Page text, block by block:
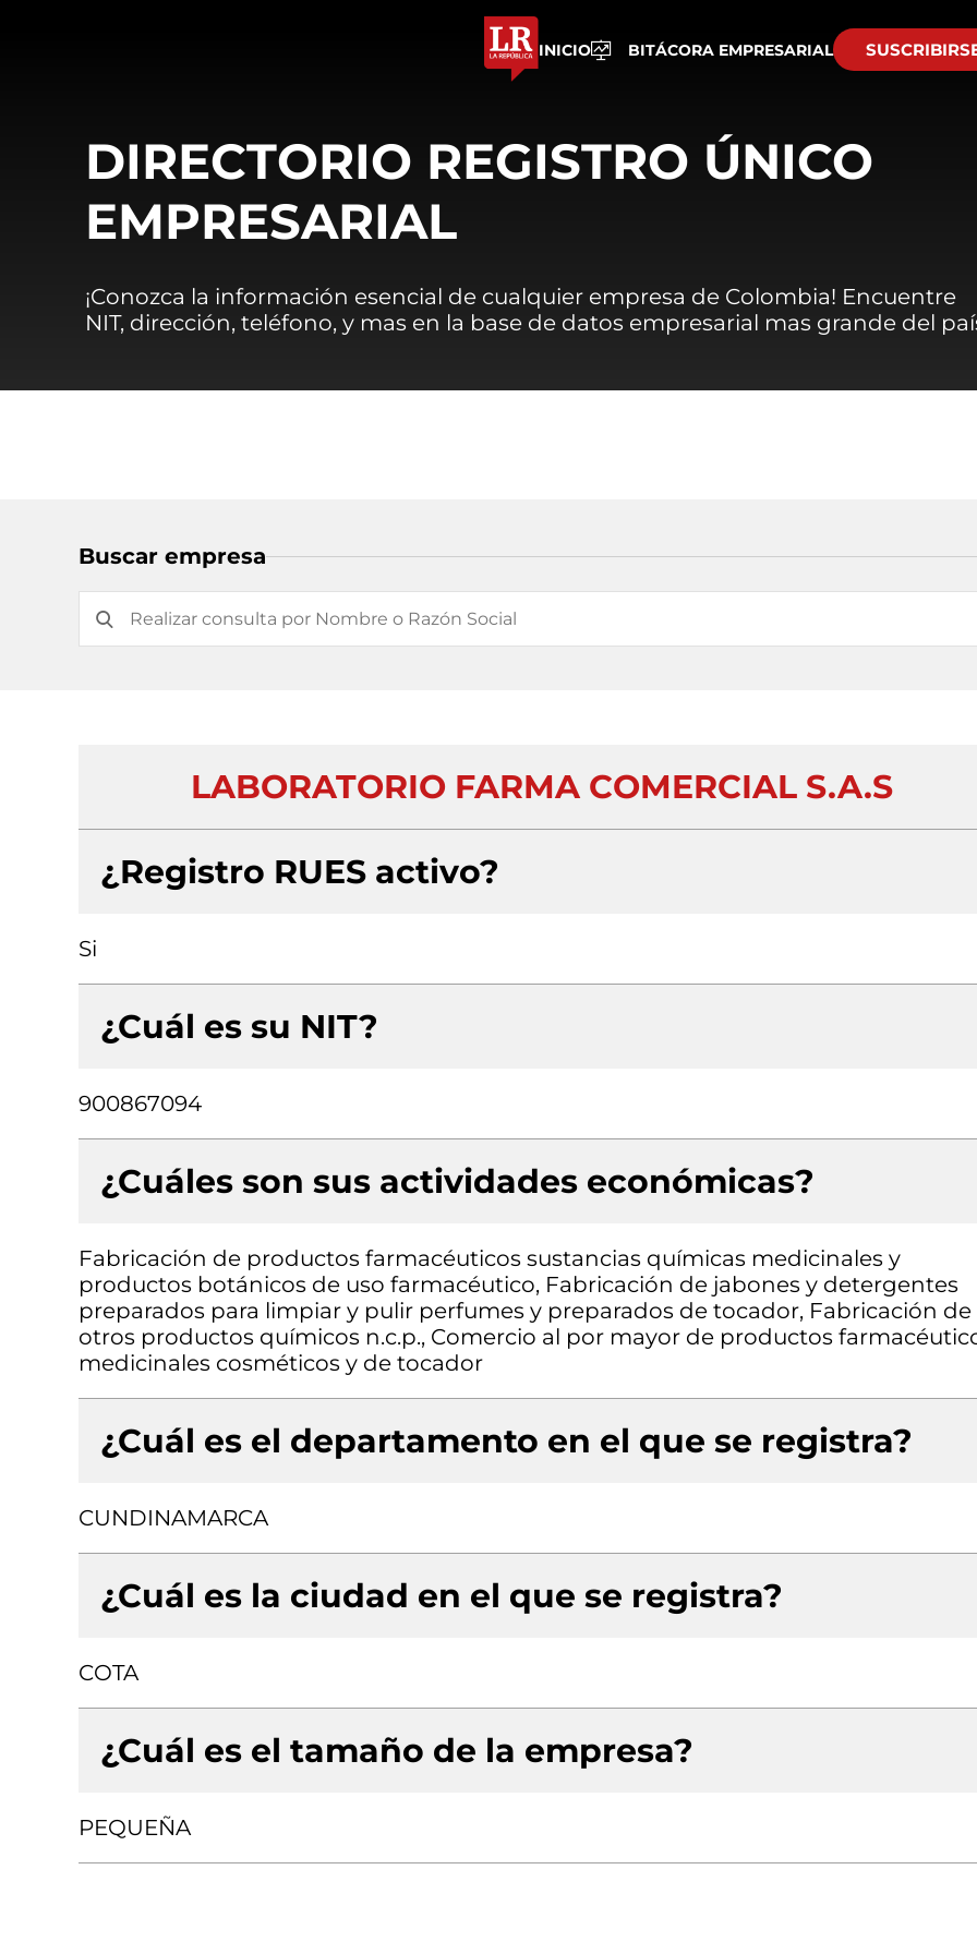
INICIO BITÁCORA EMPRESARIAL
DIRECTORIO REGISTRO ÚNICO
EMPRESARIAL
¡Conozca la información esencial de cualquier empresa de Colombia! Encuentre
NIT, dirección, teléfono, y mas en la base de datos empresarial mas grande del
Buscar empresa
LABORATORIO FARMA COMERCIAL S.A.S
¿Registro RUES activo?
Si
¿Cuál es su NIT?
900867094
¿Cuáles son sus actividades económicas?
Fabricación de productos farmacéuticos sustancias químicas medicinales y
productos botánicos de uso farmacéutico, Fabricación de jabones y detergentes
preparados para limpiar y pulir perfumes y preparados de tocador, Fabricación de
otros productos químicos n.c.p., Comercio al por mayor de productos
medicinales cosméticos y de tocador
¿Cuál es el departamento en el que se registra?
CUNDINAMARCA
¿Cuál es la ciudad en el que se registra?
COTA
¿Cuál es el tamaño de la empresa?
PEQUEÑA